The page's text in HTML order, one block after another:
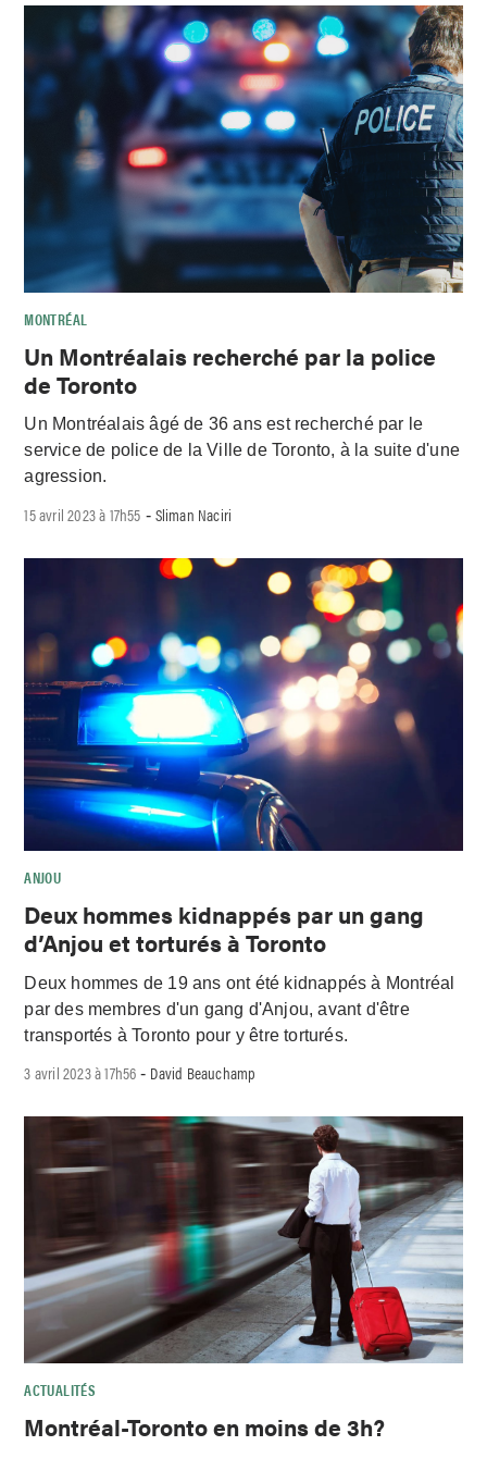
MONTRÉAL
Un Montréalais recherché par la police
de Toronto
Un Montréalais âgé de 36 ans est recherché par le
service de police de la Ville de Toronto, à la suite d'une
agression.
15 avril 2023 à 17h55 - Sliman Naciri
ANJOU
Deux hommes kidnappés par un gang
d’Anjou et torturés à Toronto
Deux hommes de 19 ans ont été kidnappés à Montréal
par des membres d'un gang d'Anjou, avant d'être
transportés à Toronto pour y être torturés.
3 avril 2023 à 17h56 - David Beauchamp
ACTUALITÉS
Montréal-Toronto en moins de 3h?